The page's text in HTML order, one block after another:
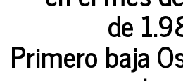
de
Primero baja